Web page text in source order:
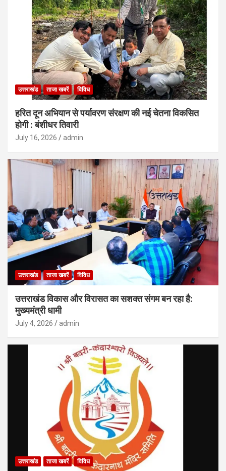
उत्तराखंड ताजा खबरें विविध
हरित दून अभियान से पर्यावरण संरक्षण की नई चेतना विकसित
होगी : बंशीधर तिवारी
July 16, 2026 admin
उत्तराखंड ताजा खबरें विविध
उत्तराखंड विकास और विरासत का सशक्त संगम बन रहा है:
मुख्यमंत्री धामी
July 4, 2026 admin
उत्तराखंड ताजा खबरें विविध